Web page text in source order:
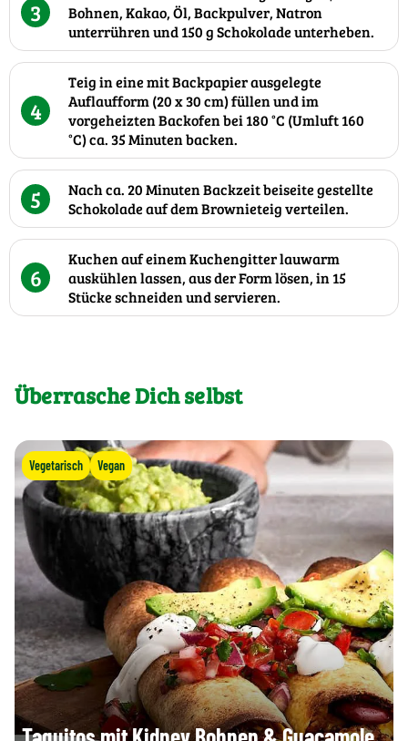
3
Bohnen, Kakao, Öl, Backpulver, Natron
unterrühren und 150 g Schokolade unterheben.
4
Teig in eine mit Backpapier ausgelegte
Auflaufform (20 x 30 cm) füllen und im
vorgeheizten Backofen bei 180 °C (Umluft 160
°C) ca. 35 Minuten backen.
5
Nach ca. 20 Minuten Backzeit beiseite gestellte
Schokolade auf dem Brownieteig verteilen.
6
Kuchen auf einem Kuchengitter lauwarm
auskühlen lassen, aus der Form lösen, in 15
Stücke schneiden und servieren.
Überrasche Dich selbst
Vegetarisch Vegan